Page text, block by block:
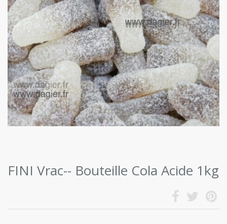
FINI Vrac-- Bouteille Cola Acide 1kg